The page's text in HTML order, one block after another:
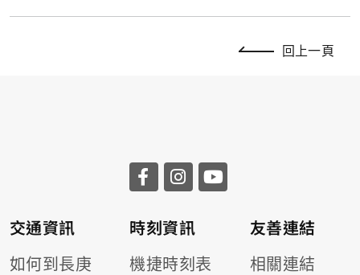
回上一頁
交通資訊
如何到長庚
時刻資訊
機捷時刻表
友善連結
相關連結